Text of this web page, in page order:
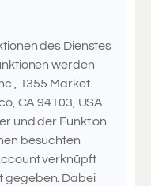
des Dienstes
werden
1355 Market
CA 94103, USA.
und der Funktion
besuchten
verknüpft
gegeben. Dabei